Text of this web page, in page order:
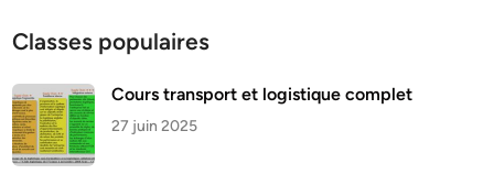
Classes populaires
Cours transport et logistique complet
27 juin 2025